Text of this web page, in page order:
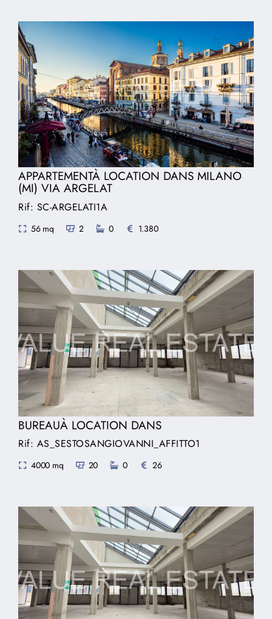
APPARTEMENTÀ LOCATION DANS MILANO
(MI) VIA ARGELAT
Rif: SC-ARGELATI1A
56 mq 2 0 1.380
BUREAUÀ LOCATION DANS
Rif: AS_SESTOSANGIOVANNI_AFFITTO1
4000 mq 20 0 26